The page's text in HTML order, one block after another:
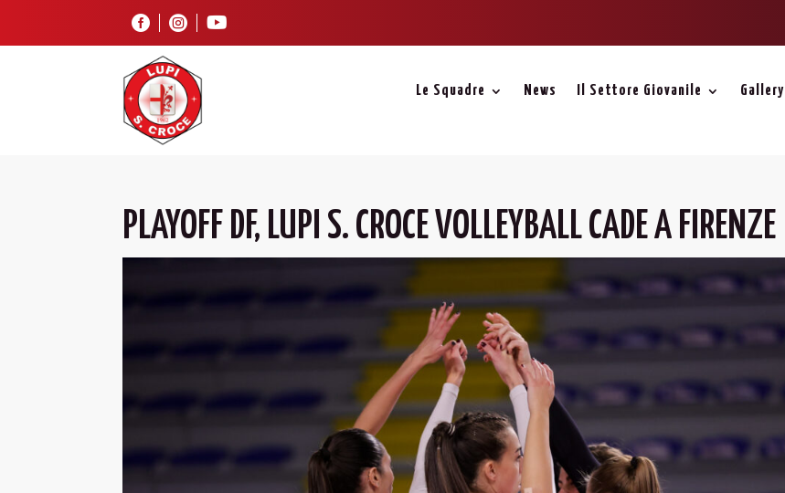
  
Le Squadre News Il Settore Giovanile Gallery
PLAYOFF DF, LUPI S. CROCE VOLLEYBALL CADE A FIRENZE